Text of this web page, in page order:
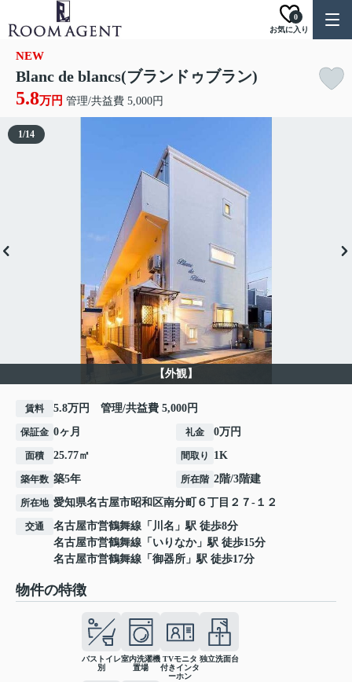
お気に入り
0
NEW
Blanc de blancs(ブランドゥブラン)
5.8万円 管理/共益費 5,000円
【外観】
1/14
賃料 5.8万円 管理/共益費 5,000円
保証金 0ヶ月 礼金 0万円
面積 25.77㎡ 間取り 1K
築年数 築5年 所在階 2階/3階建
所在地 愛知県名古屋市昭和区南分町 ６丁目２７-１２
交通 名古屋市営鶴舞線 「 川名 」駅 徒歩8分
名古屋市営鶴舞線 「 いりなか」駅 徒歩15分
名古屋市営鶴舞線 「 御器所 」駅 徒歩17分
物件の特徴
バストイレ
別
室内洗濯機
置場
TVモニタ
付きインタ
ーホン
独立洗面台